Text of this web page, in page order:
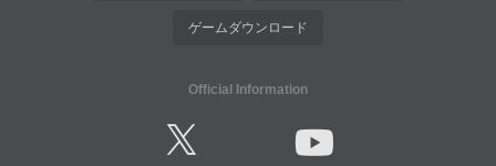
ゲームダウンロード
Official Information